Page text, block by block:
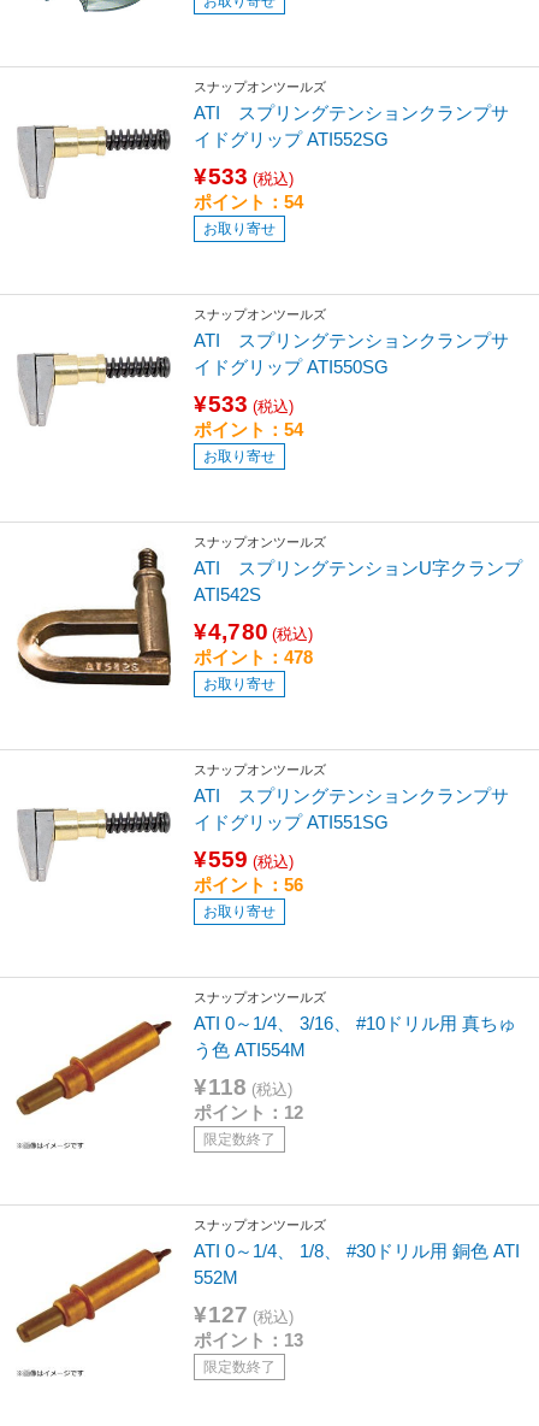
スナップオンツールズ
ATI スプリングテンションクランプサ
イドグリップ ATI552SG
¥533 (税込)
ポイント：54
お取り寄せ
スナップオンツールズ
ATI スプリングテンションクランプサ
イドグリップ ATI550SG
¥533 (税込)
ポイント：54
お取り寄せ
スナップオンツールズ
ATI スプリングテンションU字クランプ
ATI542S
¥4,780 (税込)
ポイント：478
お取り寄せ
スナップオンツールズ
ATI スプリングテンションクランプサ
イドグリップ ATI551SG
¥559 (税込)
ポイント：56
お取り寄せ
スナップオンツールズ
ATI 0～1/4、 3/16、 #10ドリル用 真ちゅ
う色 ATI554M
¥118 (税込)
ポイント：12
限定数終了
スナップオンツールズ
ATI 0～1/4、 1/8、 #30ドリル用 銅色 ATI
552M
¥127 (税込)
ポイント：13
限定数終了